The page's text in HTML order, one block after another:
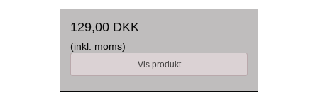
129,00 DKK
(inkl. moms)
Vis produkt